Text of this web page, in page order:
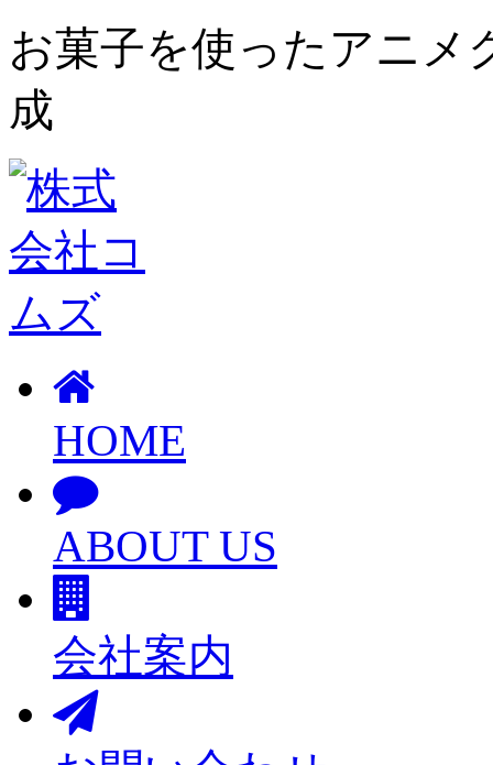
お菓子を使ったアニメ
成
HOME
ABOUT US
会社案内